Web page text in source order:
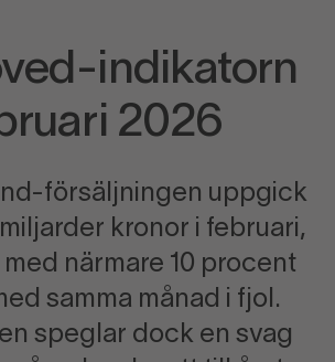
indikatorn
2026
försäljningen uppgick
miljarder kronor i februari,
närmare 10 procent
samma månad i fjol.
speglar dock en svag